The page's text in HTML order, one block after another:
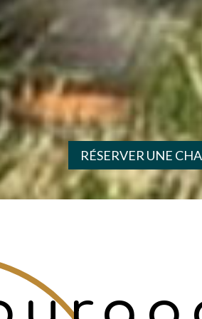
RÉSERVER UNE